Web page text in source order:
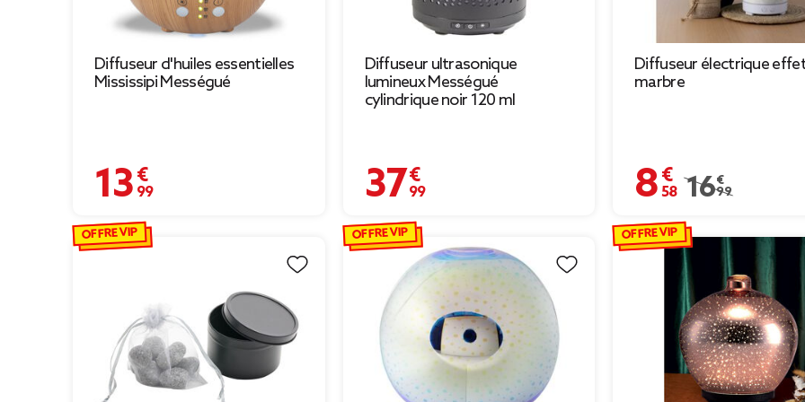
Diffuseur d'huiles essentielles
Mississipi Mességué
13,99 €
Diffuseur ultrasonique
lumineux Mességué
cylindrique noir 120 ml
37,99 €
Diffuseur électrique
marbre
8,58 €
Prix remisé de
16,99 €
OFFRE VIP OFFRE VIP OFFRE VIP